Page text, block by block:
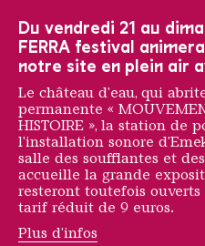
Du vendredi 21 au
FERRA festival
notre site en plein air
Le château d'eau, qui
permanente «
HISTOIRE », la station de
l'installation sonore
salle des soufflantes et
accueille la grande
resteront toutefois
tarif réduit de 9 euros.
Plus d'infos